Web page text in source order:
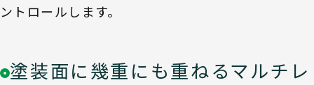
ントロールします。
塗装面に幾重にも重ねるマルチレ